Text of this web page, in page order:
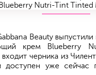
Beauty
крем Blueberry
входит черника из
доступен уже сейчас